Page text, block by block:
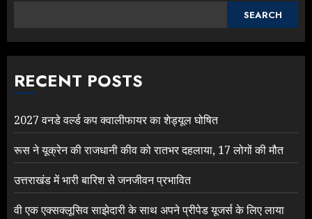
SEARCH
RECENT POSTS
2027 वनडे वर्ल्ड कप क्वालीफायर का शेड्यूल घोषित
रूस ने यूक्रेन की राजधानी कीव को रातभर दहलाया, 17 लोगों की मौत
उत्तराखंड में भारी बारिश से जनजीवन प्रभावित
वी एक एक्सक्लूसिव साझेदारी के साथ अपने प्रीपेड यूजर्स के लिए लाया